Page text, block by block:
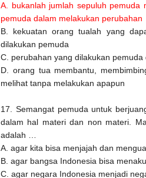
A. bukanlah jumlah sepuluh pemuda
pemuda dalam melakukan perubahan
B. kekuatan orang tualah yang
dilakukan pemuda
C. perubahan yang dilakukan
D. orang tua membantu,
melihat tanpa melakukan apapun
17. Semangat pemuda untuk
dalam hal materi dan non materi.
adalah …
A. agar kita bisa menjajah dan
B. agar bangsa Indonesia bisa
C. agar negara Indonesia menjadi